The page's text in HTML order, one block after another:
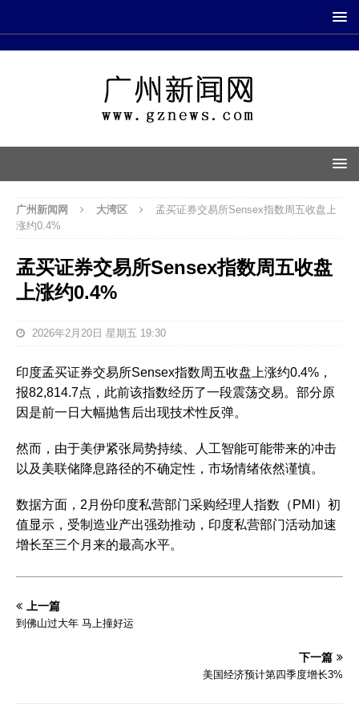
广州新闻网 大湾区
孟买证券交易所Sensex指数周五收盘上
涨约0.4%
孟买证券交易所Sensex指数周五收盘
上涨约0.4%
2026年2月20日 星期五 19:30
印度孟买证券交易所Sensex指数周五收盘上涨约0.4%，
报82,814.7点，此前该指数经历了一段震荡交易。部分原
因是前一日大幅抛售后出现技术性反弹。
然而，由于美伊紧张局势持续、人工智能可能带来的冲击
以及美联储降息路径的不确定性，市场情绪依然谨慎。
数据方面，2月份印度私营部门采购经理人指数（PMI）初
值显示，受制造业产出强劲推动，印度私营部门活动加速
增长至三个月来的最高水平。
上一篇
到佛山过大年 马上撞好运
下一篇
美国经济预计第四季度增长3%